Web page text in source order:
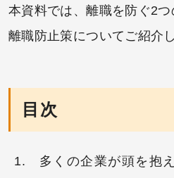
本資料では、離職を防ぐ2
離職防止策についてご紹介し
目次
多くの企業が頭を抱